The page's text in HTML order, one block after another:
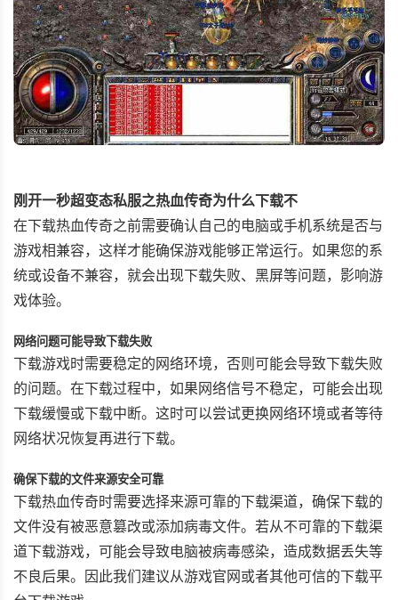
刚开一秒超变态私服之热血传奇为什么下载不
在下载热血传奇之前需要确认自己的电脑或手机系统是否与
游戏相兼容，这样才能确保游戏能够正常运行。如果您的系
统或设备不兼容，就会出现下载失败、黑屏等问题，影响游
戏体验。
网络问题可能导致下载失败
下载游戏时需要稳定的网络环境，否则可能会导致下载失败
的问题。在下载过程中，如果网络信号不稳定，可能会出现
下载缓慢或下载中断。这时可以尝试更换网络环境或者等待
网络状况恢复再进行下载。
确保下载的文件来源安全可靠
下载热血传奇时需要选择来源可靠的下载渠道，确保下载的
文件没有被恶意篡改或添加病毒文件。若从不可靠的下载渠
道下载游戏，可能会导致电脑被病毒感染，造成数据丢失等
不良后果。因此我们建议从游戏官网或者其他可信的下载平